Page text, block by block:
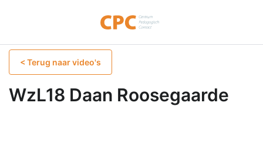
< Terug naar video's
WzL18 Daan Roosegaarde